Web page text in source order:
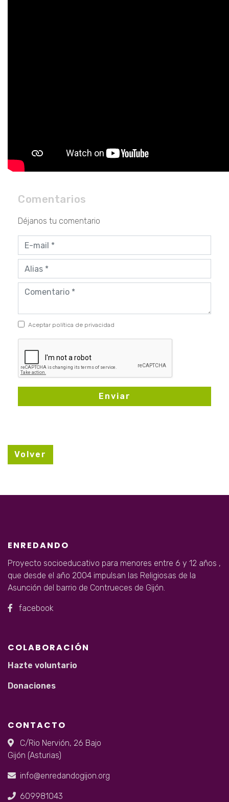
Comentarios
Déjanos tu comentario
Aceptar política de privacidad
Enviar
Volver
ENREDANDO
Proyecto socioeducativo para menores entre 6 y 12 años ,
que desde el año 2004 impulsan las Religiosas de la
Asunción del barrio de Contrueces de Gijón.
facebook
COLABORACIÓN
Hazte voluntario
Donaciones
CONTACTO
C/Rio Nervión, 26 Bajo
Gijón (Asturias)
info@enredandogijon.org
609981043